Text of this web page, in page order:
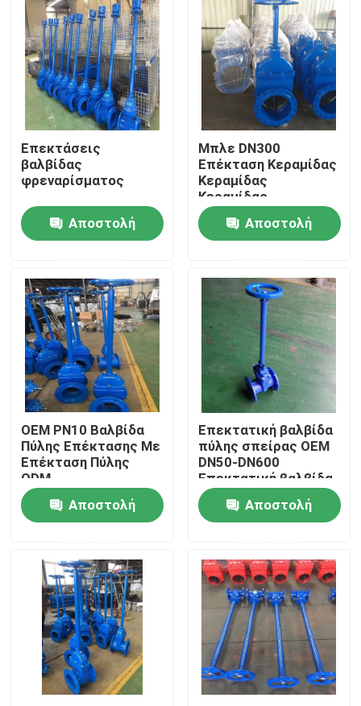
Σπίτι
Προϊόντα
Βίντεο
Σχετικά με εμάς
Ξενάγηση στο εργοστάσιο
Ελεγχος ποιότητας
Νέα
Υποθέσεις
Βαλβίδα πυλών Di
Επεκτάσεις
βαλβίδας
φρεναρίσματος
Αποστολή
Μπλε DN300
Επέκταση Κεραμίδας
Κεραμίδας
Κεραμίδας
Επέκτασης CE TUV
Πιστοποιημένο
Αποστολή
OEM PN10 Βαλβίδα
Πύλης Επέκτασης Με
Επέκταση Πύλης
ODM
Αποστολή
Επεκτατική βαλβίδα
πύλης σπείρας OEM
DN50-DN600
Επεκτατική βαλβίδα
πύλης στέλεχος
Αποστολή